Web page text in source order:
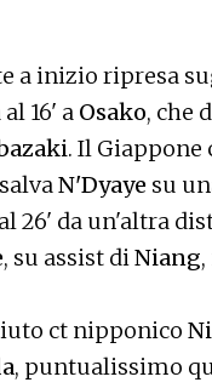
a inizio ripresa
16' a Osako, che
. Il Giappone
N'Dyaye su
26' da un'altra
, su assist diNiang
ct nipponico
, puntualissimo